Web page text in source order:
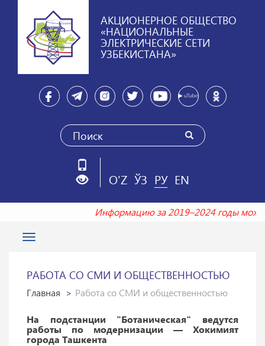
АКЦИОНЕРНОЕ ОБЩЕСТВО
«НАЦИОНАЛЬНЫЕ
ЭЛЕКТРИЧЕСКИЕ СЕТИ
УЗБЕКИСТАНА»
O'Z ЎЗ РУ EN
Информацию за 2019–2024 годы
Toggle
РАБОТА СО СМИ И ОБЩЕСТВЕННОСТЬЮ
Главная Работа со СМИ и общественностью
На подстанции "Ботаническая" ведутся
работы по модернизации — Хокимият
города Ташкента